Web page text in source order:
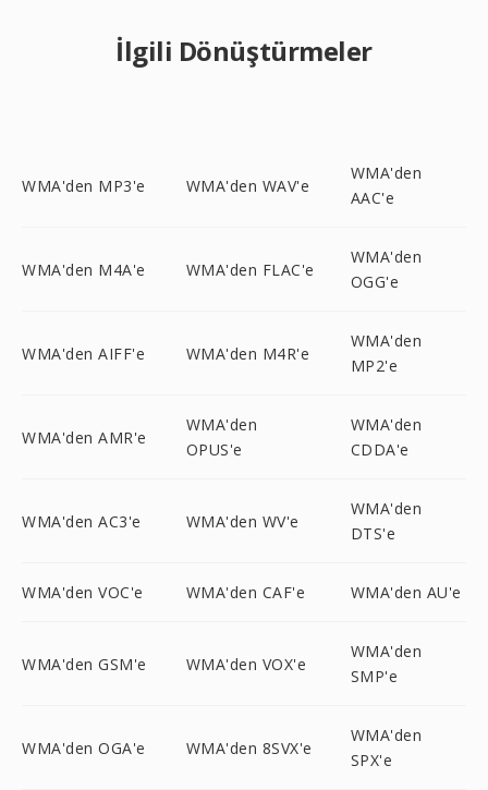
İlgili Dönüştürmeler
WMA'den MP3'e WMA'den WAV'e
WMA'den
AAC'e
WMA'den M4A'e WMA'den FLAC'e
WMA'den
OGG'e
WMA'den AIFF'e WMA'den M4R'e
WMA'den
MP2'e
WMA'den AMR'e
WMA'den
OPUS'e
WMA'den
CDDA'e
WMA'den AC3'e WMA'den WV'e
WMA'den
DTS'e
WMA'den VOC'e WMA'den CAF'e WMA'den AU'e
WMA'den GSM'e WMA'den VOX'e
WMA'den
SMP'e
WMA'den OGA'e WMA'den 8SVX'e
WMA'den
SPX'e